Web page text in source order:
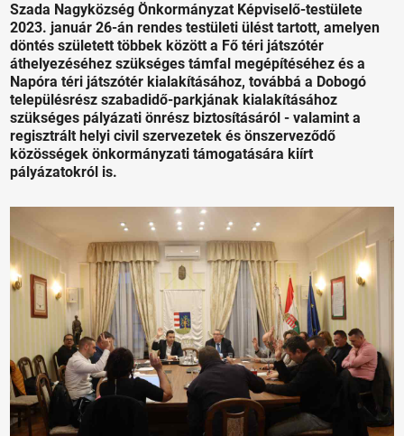
Szada Nagyközség Önkormányzat Képviselő-testülete
2023. január 26-án rendes testületi ülést tartott, amelyen
döntés született többek között a Fő téri játszótér
áthelyezéséhez szükséges támfal megépítéséhez és a
Napóra téri játszótér kialakításához, továbbá a Dobogó
településrész szabadidő-parkjának kialakításához
szükséges pályázati önrész biztosításáról - valamint a
regisztrált helyi civil szervezetek és önszerveződő
közösségek önkormányzati támogatására kiírt
pályázatokról is.